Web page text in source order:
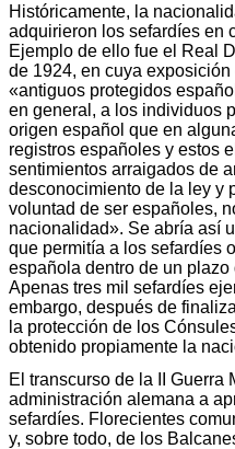
Históricamente, la
adquirieron los sefardíes en
Ejemplo de ello fue el Real
de 1924, en cuya
«antiguos protegidos
en general, a los individuos
origen español que en
registros españoles y estos
sentimientos arraigados de
desconocimiento de la ley y
voluntad de ser españoles,
nacionalidad». Se abría así
que permitía a los sefardíes
española dentro de un
Apenas tres mil sefardíes
embargo, después de
la protección de los
obtenido propiamente la
El transcurso de la II Guerra
administración alemana a
sefardíes. Florecientes
y, sobre todo, de los